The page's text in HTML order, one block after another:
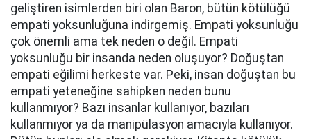
geliştiren isimlerden biri olan Baron, bütün kötülüğü
empati yoksunluğuna indirgemiş. Empati yoksunluğu
çok önemli ama tek neden o değil. Empati
yoksunluğu bir insanda neden oluşuyor? Doğuştan
empati eğilimi herkeste var. Peki, insan doğuştan bu
empati yeteneğine sahipken neden bunu
kullanmıyor? Bazı insanlar kullanıyor, bazıları
kullanmıyor ya da manipülasyon amacıyla kullanıyor.